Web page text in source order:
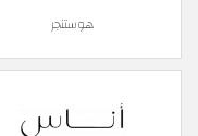
هوستنجر